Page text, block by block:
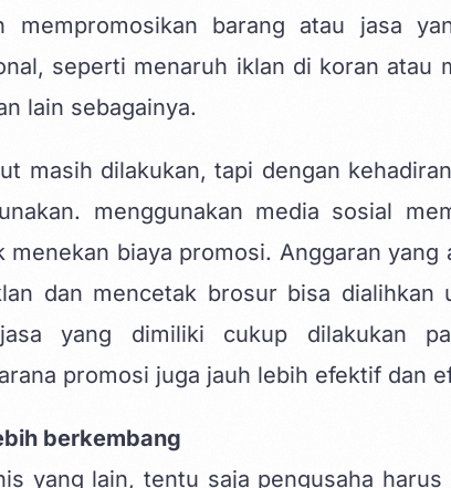
mempromosikan barang atau jasa
seperti menaruh iklan di koran atau
lain sebagainya.
masih dilakukan, tapi dengan
menggunakan media sosial
biaya promosi. Anggaran yang
dan mencetak brosur bisa dialihkan
yang dimiliki cukup dilakukan
promosi juga jauh lebih efektif dan
berkembang
yang lain, tentu saja pengusaha harus